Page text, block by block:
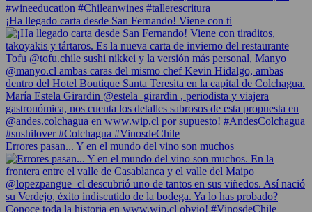
¡Ha llegado carta desde San Fernando! Viene con ti
Errores pasan... Y en el mundo del vino son muchos